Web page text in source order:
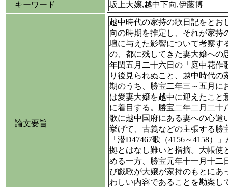
キーワード
坂上大嬢,越中下向,伊藤博
論文要旨
越中時代の家持の歌日記をとお
向の時期を推定し、それが家持
壇に与えた影響について考察す
の、都に残してきた妻大嬢への
年閏五月二十六日の「庭中花作
り後見られぬこと、越中時代の
期のうち、勝宝二年三～五月に
は愛妻大嬢を越中に迎えたこと
に着目する。勝宝二年二月二十
歌に越中国府にある妻への心遣
挙げて、古義などの主張する勝
「潜D47467歌（4156～4158）
拠とはなし難いと指摘。大帳使
める一方、勝宝元年十一月十二
び戯歌が大嬢が家持のもとにあ
わしい内容であることを勘案し